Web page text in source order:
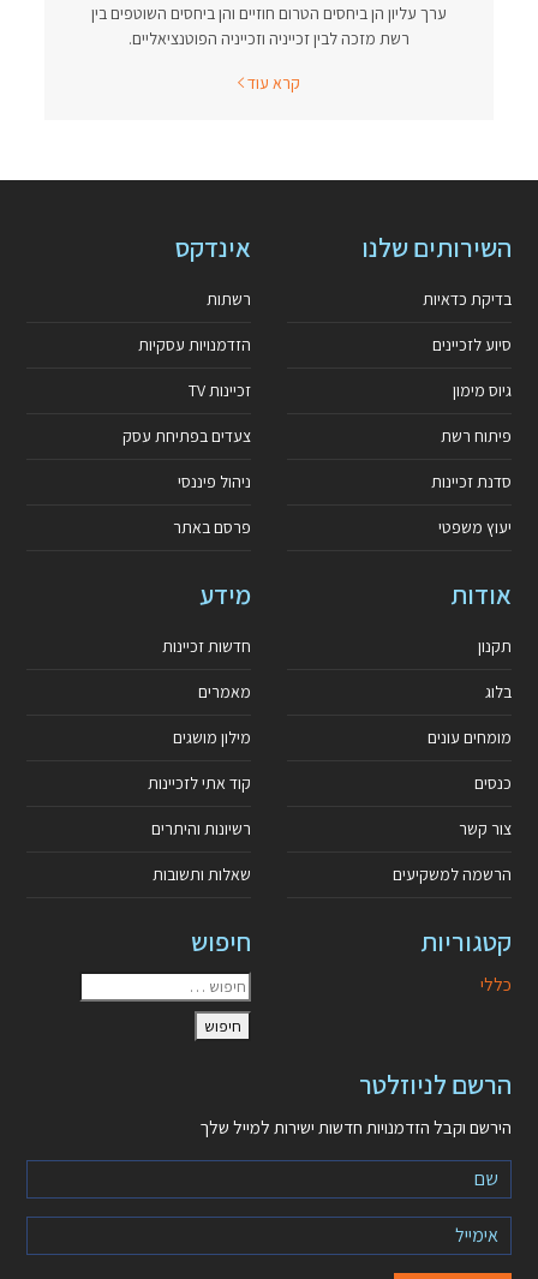
ערך עליון הן ביחסים הטרום חוזיים והן ביחסים השוטפים בין
רשת מזכה לבין זכייניה וזכייניה הפוטנציאליים.
קרא עוד
השירותים שלנו
בדיקת כדאיות
סיוע לזכיינים
גיוס מימון
פיתוח רשת
סדנת זכיינות
יעוץ משפטי
אינדקס
רשתות
הזדמנויות עסקיות
זכיינות TV
צעדים בפתיחת עסק
ניהול פיננסי
פרסם באתר
אודות
תקנון
בלוג
מומחים עונים
כנסים
צור קשר
הרשמה למשקיעים
מידע
חדשות זכיינות
מאמרים
מילון מושגים
קוד אתי לזכיינות
רשיונות והיתרים
שאלות ותשובות
קטגוריות
כללי
חיפוש
הרשם לניוזלטר
הירשם וקבל הזדמנויות חדשות ישירות למייל שלך